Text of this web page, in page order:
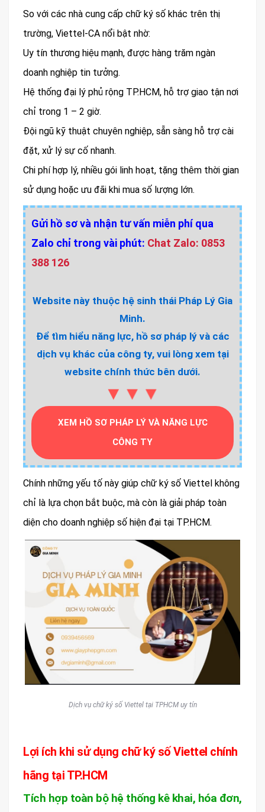
So với các nhà cung cấp chữ ký số khác trên thị
trường, Viettel-CA nổi bật nhờ:
Uy tín thương hiệu mạnh, được hàng trăm ngàn
doanh nghiệp tin tưởng.
Hệ thống đại lý phủ rộng TP.HCM, hỗ trợ giao tận nơi
chỉ trong 1 – 2 giờ.
Đội ngũ kỹ thuật chuyên nghiệp, sẵn sàng hỗ trợ cài
đặt, xử lý sự cố nhanh.
Chi phí hợp lý, nhiều gói linh hoạt, tặng thêm thời gian
sử dụng hoặc ưu đãi khi mua số lượng lớn.
Gửi hồ sơ và nhận tư vấn miễn phí qua
Zalo chỉ trong vài phút: Chat Zalo: 0853
388 126
Website này thuộc hệ sinh thái Pháp Lý Gia
Minh.
Để tìm hiểu năng lực, hồ sơ pháp lý và các
dịch vụ khác của công ty, vui lòng xem tại
website chính thức bên dưới.
▼▼▼
XEM HỒ SƠ PHÁP LÝ VÀ NĂNG LỰC
CÔNG TY
Chính những yếu tố này giúp chữ ký số Viettel không
chỉ là lựa chọn bắt buộc, mà còn là giải pháp toàn
diện cho doanh nghiệp số hiện đại tại TP.HCM.
Dịch vụ chữ ký số Viettel tại TPHCM uy tín
Lợi ích khi sử dụng chữ ký số Viettel chính
hãng tại TP.HCM
Tích hợp toàn bộ hệ thống kê khai, hóa đơn,